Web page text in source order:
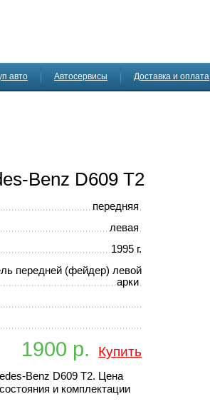
авто Автосервисы Доставка и оплата
Benz D609 T2
передняя
левая
1995 г.
передней (фейдер) левой
арки
1900 р. Купить
Benz D609 T2. Цена
и комплектации